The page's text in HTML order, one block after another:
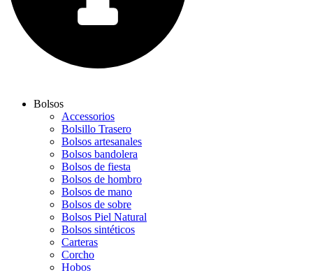
Bolsos
Accessorios
Bolsillo Trasero
Bolsos artesanales
Bolsos bandolera
Bolsos de fiesta
Bolsos de hombro
Bolsos de mano
Bolsos de sobre
Bolsos Piel Natural
Bolsos sintéticos
Carteras
Corcho
Hobos